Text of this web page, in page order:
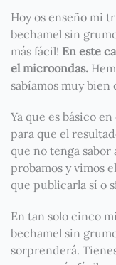
Hoy os enseño mi
bechamel sin
más fácil! En este
el microondas.
sabíamos muy bien
Ya que es básico
para que el
que no tenga sabor
probamos y vimos
que publicarla sí o
En tan solo cinco
bechamel sin
sorprenderá.